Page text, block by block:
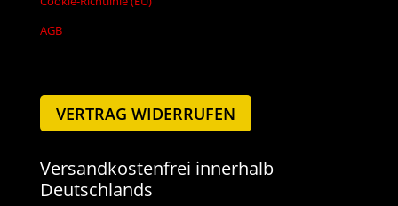
AGB
VERTRAG WIDERRUFEN
Versandkostenfrei innerhalb
Deutschlands